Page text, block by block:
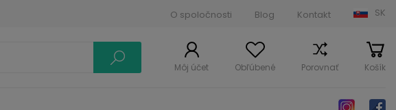
O spoločnosti Blog Kontakt SK
Môj účet Obľúbené Porovnať Košík